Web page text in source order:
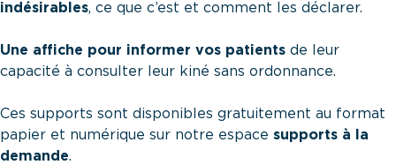
indésirables, ce que c’est et comment les déclarer.
Une affiche pour informer vos patients de leur
capacité à consulter leur kiné sans ordonnance.
Ces supports sont disponibles gratuitement au format
papier et numérique sur notre espace supports à la
demande.